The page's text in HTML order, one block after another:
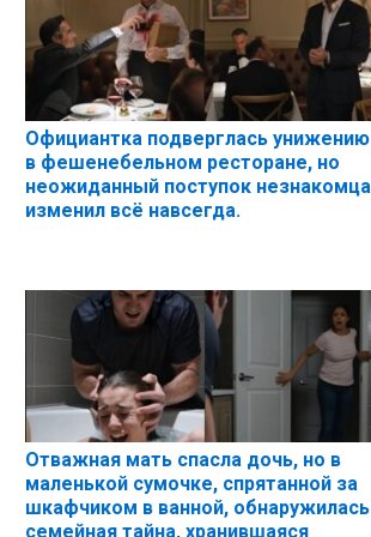
Официантка подверглась унижению
в фешенебельном ресторане, но
неожиданный поступок незнакомца
изменил всё навсегда.
Отважная мать спасла дочь, но в
маленькой сумочке, спрятанной за
шкафчиком в ванной, обнаружилась
семейная тайна, хранившаяся